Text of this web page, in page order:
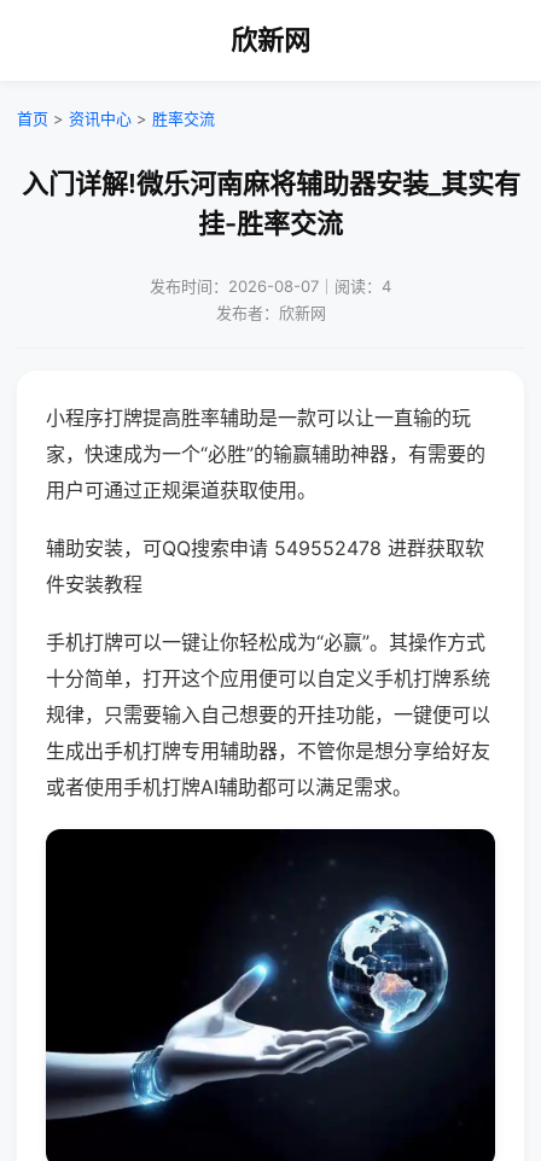
欣新网
首页 > 资讯中心 > 胜率交流
入门详解!微乐河南麻将辅助器安装_其实有
挂-胜率交流
发布时间：2026-08-07｜阅读：4
发布者：欣新网
小程序打牌提高胜率辅助是一款可以让一直输的玩
家，快速成为一个“必胜”的输赢辅助神器，有需要的
用户可通过正规渠道获取使用。
辅助安装，可QQ搜索申请 549552478 进群获取软
件安装教程
手机打牌可以一键让你轻松成为“必赢”。其操作方式
十分简单，打开这个应用便可以自定义手机打牌系统
规律，只需要输入自己想要的开挂功能，一键便可以
生成出手机打牌专用辅助器，不管你是想分享给好友
或者使用手机打牌AI辅助都可以满足需求。